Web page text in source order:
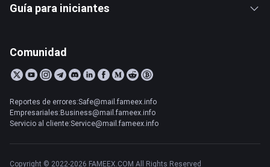
Guía para iniciantes
Comunidad
Reportes de errores:Safe@mail.fameex.info
Empresariales:Business@mail.fameex.info
Servicio al cliente:Service@mail.fameex.info
Copyright © 2022-2026 FAMEEX.COM All Rights Reserved